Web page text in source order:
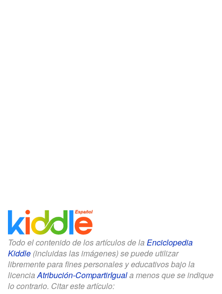
Todo el contenido de los artículos de la Enciclopedia
Kiddle (incluidas las imágenes) se puede utilizar
libremente para fines personales y educativos bajo la
licenciaAtribución-CompartirIguala menos que se indique
lo contrario. Citar este artículo: